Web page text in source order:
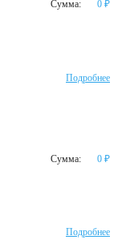
Сумма: 0 ₽
Подробнее
Сумма: 0 ₽
Подробнее